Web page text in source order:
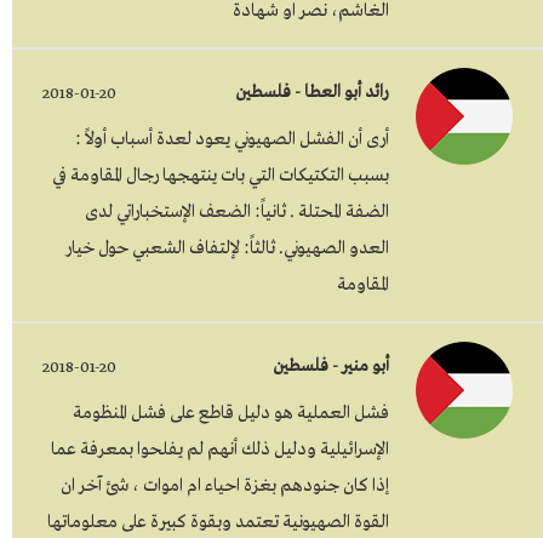
الغاشم، نصر او شهادة
رائد أبو العطا - فلسطين 2018-01-20
أرى أن الفشل الصهيوني يعود لعدة أسباب أولاً :
بسبب التكتيكات التي بات ينتهجها رجال المقاومة في
الضفة المحتلة . ثانياً: الضعف الإستخباراتي لدى
العدو الصهيوني. ثالثاً: لإلتفاف الشعبي حول خيار
المقاومة
أبو منير - فلسطين 2018-01-20
فشل العملية هو دليل قاطع على فشل المنظومة
الإسرائيلية ودليل ذلك أنهم لم يفلحوا بمعرفة عما
إذا كان جنودهم بغزة احياء ام اموات ، شئ آخر ان
القوة الصهيونية تعتمد وبقوة كبيرة على معلوماتها